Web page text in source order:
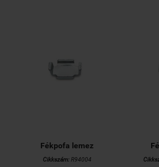
Fékpofa lemez
Cikkszám:R94004